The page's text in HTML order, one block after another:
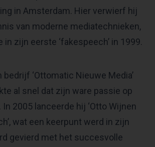
in Amsterdam. Hier verwierf hij
van moderne mediatechnieken,
zijn eerste ‘fakespeech’ in 1999.
‘Ottomatic Nieuwe Media’
al snel dat zijn ware passie op
In 2005 lanceerde hij ‘Otto Wijnen
wat een keerpunt werd in zijn
gevierd met het succesvolle